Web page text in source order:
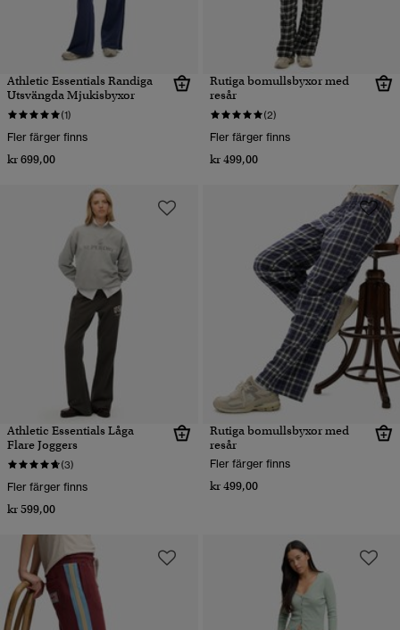
Athletic Essentials Randiga
Utsvängda Mjukisbyxor
(1)
Fler färger finns
kr 699,00
Rutiga bomullsbyxor med
resår
(2)
Fler färger finns
kr 499,00
Athletic Essentials Låga
Flare Joggers
(3)
Fler färger finns
kr 599,00
Rutiga bomullsbyxor med
resår
Fler färger finns
kr 499,00